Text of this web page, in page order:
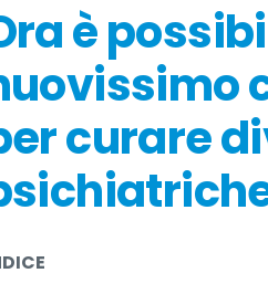
è
curare